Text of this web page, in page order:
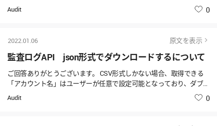
しょうか？
Audit いいね
0
原文を表示
監査ログAPI json形式でダウンロードするについて
ご回答ありがとうございます。 CSV形式しかない場合、取得できる
「アカウント名」はユーザーが任意で設定可能となっており、ダブル
クォーテーション＋カンマを含めたアカウント名（顔文字等）も設
定可能だと思います。 その場合、CSV形式としては崩れると思いま
Audit
2022.01.06
いいね
0